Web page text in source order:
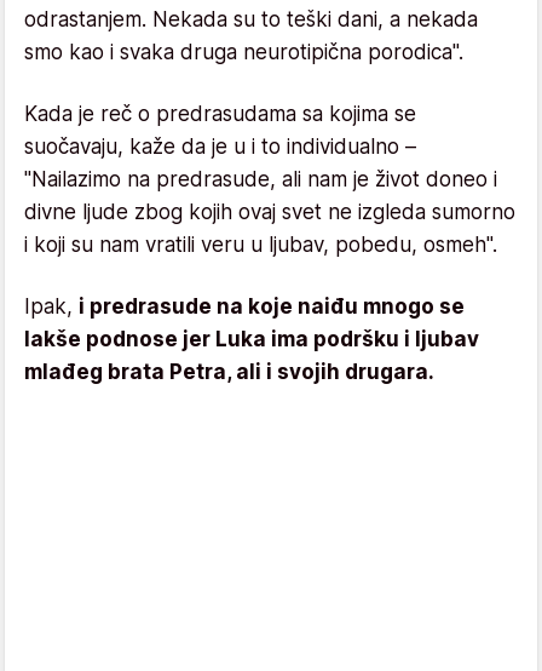
odrastanjem. Nekada su to teški dani, a nekada
smo kao i svaka druga neurotipična porodica".
Kada je reč o predrasudama sa kojima se
suočavaju, kaže da je u i to individualno –
"Nailazimo na predrasude, ali nam je život doneo i
divne ljude zbog kojih ovaj svet ne izgleda sumorno
i koji su nam vratili veru u ljubav, pobedu, osmeh".
Ipak, i predrasude na koje naiđu mnogo se
lakše podnose jer Luka ima podršku i ljubav
mlađeg brata Petra, ali i svojih drugara.